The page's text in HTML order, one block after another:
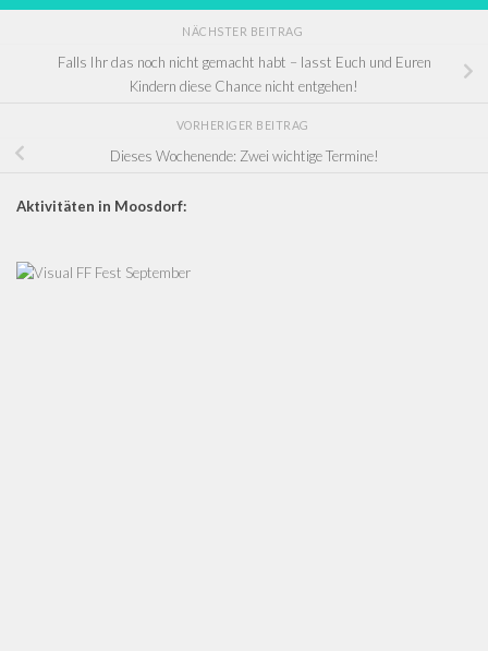
NÄCHSTER BEITRAG
Falls Ihr das noch nicht gemacht habt – lasst Euch und Euren
Kindern diese Chance nicht entgehen!
VORHERIGER BEITRAG
Dieses Wochenende: Zwei wichtige Termine!
Aktivitäten in Moosdorf: